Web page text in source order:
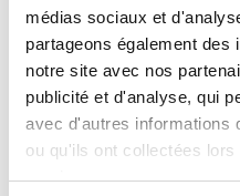
médias sociaux et
partageons également des
notre site avec nos
publicité et d'analyse, qui
avec d'autres informations
ou qu'ils ont collectées
services.